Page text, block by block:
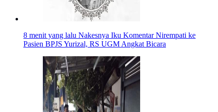
8 menit yang lalu Nakesnya Iku Komentar Nirempati ke
Pasien BPJS Yurizal, RS UGM Angkat Bicara